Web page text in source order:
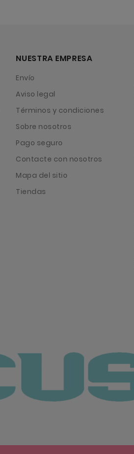
NUESTRA EMPRESA
Envío
Aviso legal
Términos y condiciones
Sobre nosotros
Pago seguro
Contacte con nosotros
Mapa del sitio
Tiendas